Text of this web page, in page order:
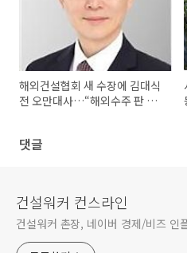
해외건설협회 새 수장에 김대식
전 오만대사…“해외수주 판 넓
댓글
건설워커 컨스라인
건설워커 촌장, 네이버 경제/비즈 인